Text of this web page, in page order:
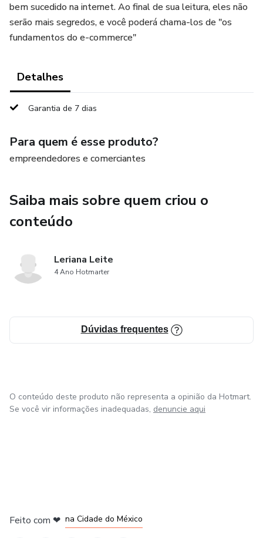
bem sucedido na internet. Ao final de sua leitura, eles não
serão mais segredos, e você poderá chama-los de "os
fundamentos do e-commerce"
Detalhes
Garantia de 7 dias
Para quem é esse produto?
empreendedores e comerciantes
Saiba mais sobre quem criou o
conteúdo
Leriana Leite
4 Ano Hotmarter
Dúvidas frequentes
O conteúdo deste produto não representa a opinião da Hotmart.
Se você vir informações inadequadas, denuncie aqui
Feito com ❤ na Cidade do México